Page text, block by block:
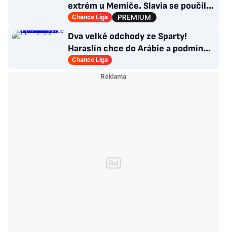
extrém u Memiče. Slavia se poučila,
co Sparta?
Chance Liga
Dva velké odchody ze Sparty!
Haraslín chce do Arábie a podmínky
Kuchtova transferu
Chance Liga